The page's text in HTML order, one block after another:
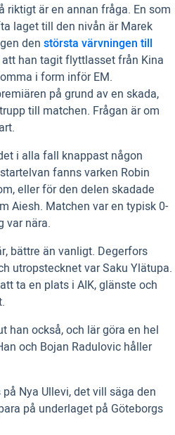
riktigt är en annan fråga. En som
laget till den nivån är Marek
den största värvningen till
han tagit flyttlasset från Kina
i form inför EM.
på grund av en skada,
till matchen. Frågan är om
i alla fall knappast någon
fanns varken Robin
eller för den delen skadade
Aiesh. Matchen var en typisk 0-
var nära.
bättre än vanligt. Degerfors
utropstecknet var Saku Ylätupa.
ta en plats i AIK, glänste och
han också, och lär göra en hel
och Bojan Radulovic håller
Nya Ullevi, det vill säga den
på underlaget på Göteborgs